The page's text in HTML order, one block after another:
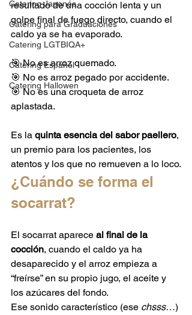
Catering Japonés
Catering para Graduaciones
Catering LGTBIQA+
Catering Español
Catering Hallowen
resultado de una cocción lenta y un
golpe final de fuego directo, cuando el
caldo ya se ha evaporado.
🎯 No es arroz quemado.
🎯 No es arroz pegado por accidente.
🎯 No es una croqueta de arroz
aplastada.
Es la quinta esencia del sabor paellero,
un premio para los pacientes, los
atentos y los que no remueven a lo loco.
¿Cuándo se forma el
socarrat?
El socarrat aparece al final de la
cocción, cuando el caldo ya ha
desaparecido y el arroz empieza a
“freírse” en su propio jugo, el aceite y
los azúcares del fondo.
Ese sonido característico (ese chsss…)